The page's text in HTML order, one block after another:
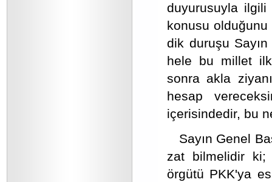
duyurusuyla
konusu
dik duruşu
hele bu millet
sonra akla
hesap
içerisindedir, bu
Sayın Genel
zat bilmelidir ki;
örgütü PKK'ya